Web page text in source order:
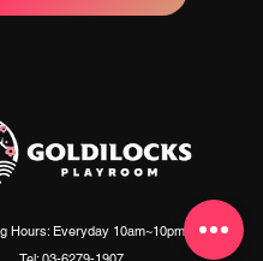
Hours: Everyday 10am~10pm